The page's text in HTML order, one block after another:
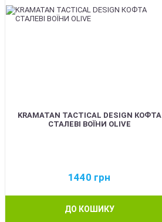
KRAMATAN TACTICAL DESIGN КОФТА
СТАЛЕВІ ВОЇНИ OLIVE
1440 грн
ДО КОШИКУ